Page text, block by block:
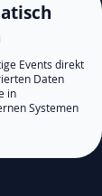
Events direkt
Daten
in
Systemen